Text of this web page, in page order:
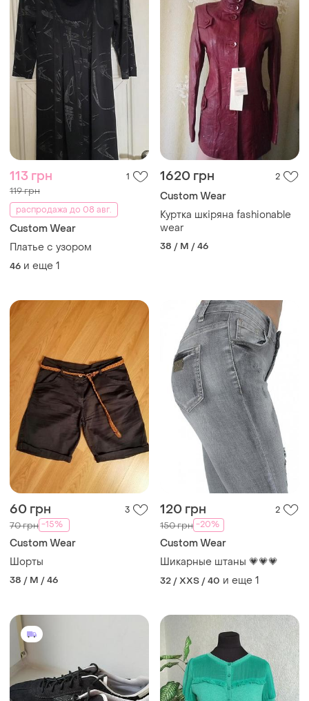
113 грн 1
119 грн
распродажа до 08 авг.
Сustom Wear
Платье с узором
46 и еще 1
1620 грн 2
Сustom Wear
Куртка шкіряна fashionable
wear
38 / M / 46
60 грн 3
70 грн -15%
Сustom Wear
Шорты
38 / M / 46
120 грн 2
150 грн -20%
Сustom Wear
Шикарные штаны 💗💗💗
32 / XXS / 40 и еще 1